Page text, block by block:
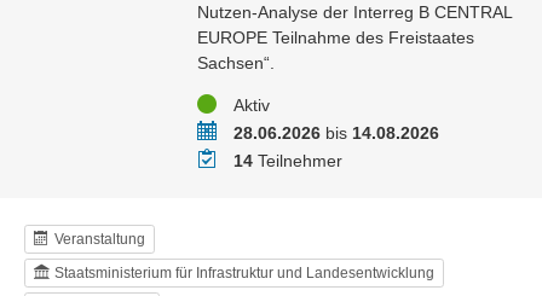
Nutzen-Analyse der Interreg B CENTRAL
EUROPE Teilnahme des Freistaates
Sachsen“.
StatusAktiv
Zeitraum28.06.2026bis 14.08.2026
Teilnehmer
14Teilnehmer
Veranstaltung
Staatsministerium für Infrastruktur und Landesentwicklung